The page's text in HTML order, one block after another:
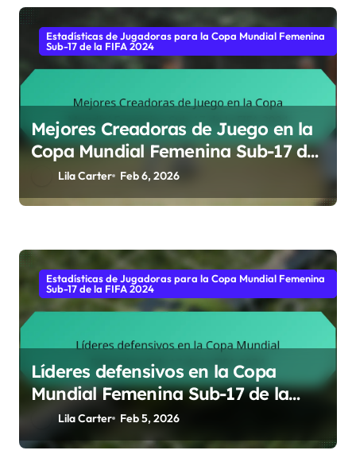
Estadísticas de Jugadoras para la Copa Mundial Femenina
Sub-17 de la FIFA 2024
Mejores Creadoras de Juego en la
Copa Mundial Femenina Sub-17 de
la FIFA 2024
Lila Carter Feb 6, 2026
Estadísticas de Jugadoras para la Copa Mundial Femenina
Sub-17 de la FIFA 2024
Líderes defensivos en la Copa
Mundial Femenina Sub-17 de la
FIFA 2024
Lila Carter Feb 5, 2026